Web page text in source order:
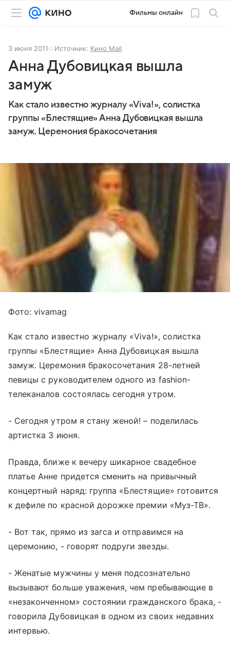
Фильмы онлайн
3 июня 2011 Источник: Кино Mail
Анна Дубовицкая вышла
замуж
Как стало известно журналу «Viva!», солистка
группы «Блестящие» Анна Дубовицкая вышла
замуж. Церемония бракосочетания
Фото: vivamag
Как стало известно журналу «Viva!», солистка
группы «Блестящие» Анна Дубовицкая вышла
замуж. Церемония бракосочетания 28-летней
певицы с руководителем одного из fashion-
телеканалов состоялась сегодня утром.
- Сегодня утром я стану женой! – поделилась
артистка 3 июня.
Правда, ближе к вечеру шикарное свадебное
платье Анне придется сменить на привычный
концертный наряд: группа «Блестящие» готовится
к дефиле по красной дорожке премии «Муз-ТВ».
- Вот так, прямо из загса и отправимся на
церемонию, - говорят подруги звезды.
- Женатые мужчины у меня подсознательно
вызывают больше уважения, чем пребывающие в
«незаконченном» состоянии гражданского брака, -
говорила Дубовицкая в одном из своих недавних
интервью.